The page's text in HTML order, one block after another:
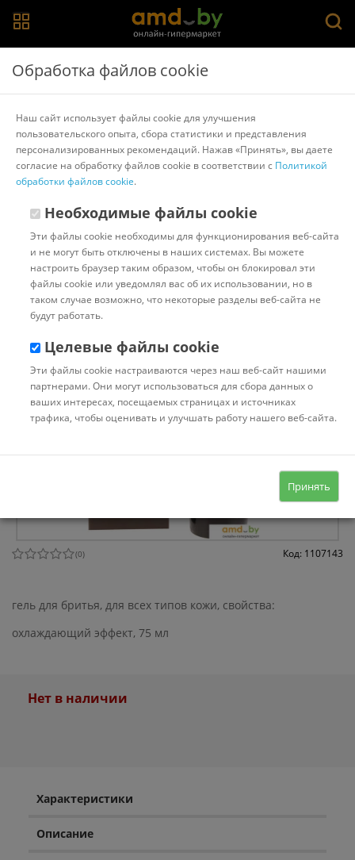
Главная > Каталог товаров Средства для бритья
Другие товары VIKING
(0) Код: 1107143
гель для бритья, для всех типов кожи, свойства:
охлаждающий эффект, 75 мл
Нет в наличии
Характеристики
Описание
Обработка файлов cookie
Наш сайт использует файлы cookie для улучшения
пользовательского опыта, сбора статистики и представления
персонализированных рекомендаций. Нажав «Принять», вы даете
согласие на обработку файлов cookie в соответствии с Политикой
обработки файлов cookie.
Необходимые файлы cookie
Эти файлы cookie необходимы для функционирования веб-сайта
и не могут быть отключены в наших системах. Вы можете
настроить браузер таким образом, чтобы он блокировал эти
файлы cookie или уведомлял вас об их использовании, но в
таком случае возможно, что некоторые разделы веб-сайта не
будут работать.
Целевые файлы cookie
Эти файлы cookie настраиваются через наш веб-сайт нашими
партнерами. Они могут использоваться для сбора данных о
ваших интересах, посещаемых страницах и источниках
трафика, чтобы оценивать и улучшать работу нашего веб-сайта.
Принять